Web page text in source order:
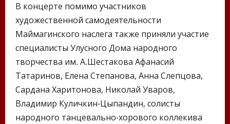
В концерте помимо участников
художественной самодеятельности
Маймагинского наслега также приняли участие
специалисты Улусного Дома народного
творчества им. А.Шестакова Афанасий
Татаринов, Елена Степанова, Анна Слепцова,
Сардана Харитонова, Николай Уваров,
Владимир Куличкин-Цыпандин, солисты
народного танцевально-хорового коллекива